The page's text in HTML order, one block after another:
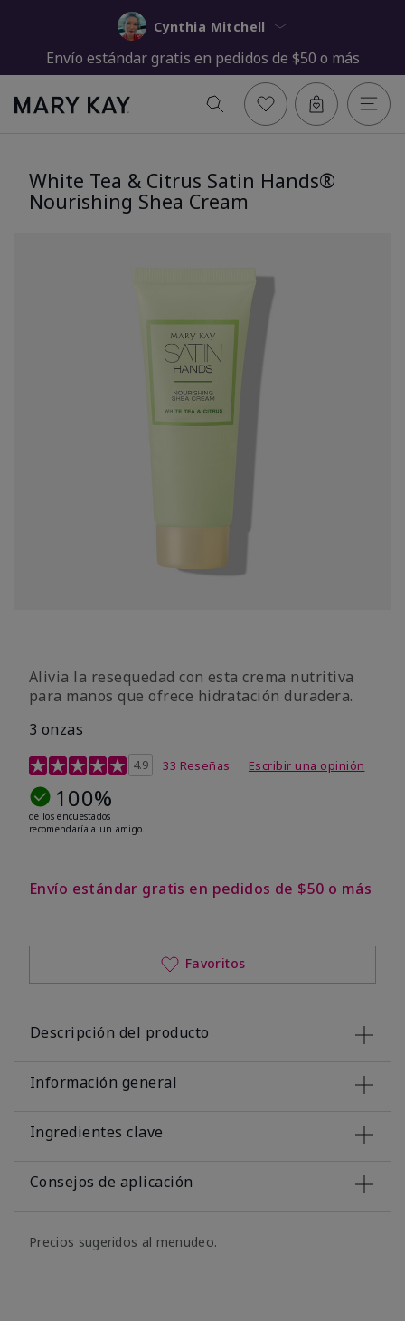
Cynthia Mitchell
Envío estándar gratis en pedidos de $50 o más
White Tea & Citrus Satin Hands®
Nourishing Shea Cream
Alivia la resequedad con esta crema nutritiva
para manos que ofrece hidratación duradera.
3 onzas
Calificación de clientes de 4,1 de 5
4.9 33 Reseñas Escribir una opinión
100%
de los encuestados
recomendaría a un amigo.
Envío estándar gratis en pedidos de $50 o más
Favoritos
Descripción del producto
Información general
Ingredientes clave
Consejos de aplicación
Precios sugeridos al menudeo.